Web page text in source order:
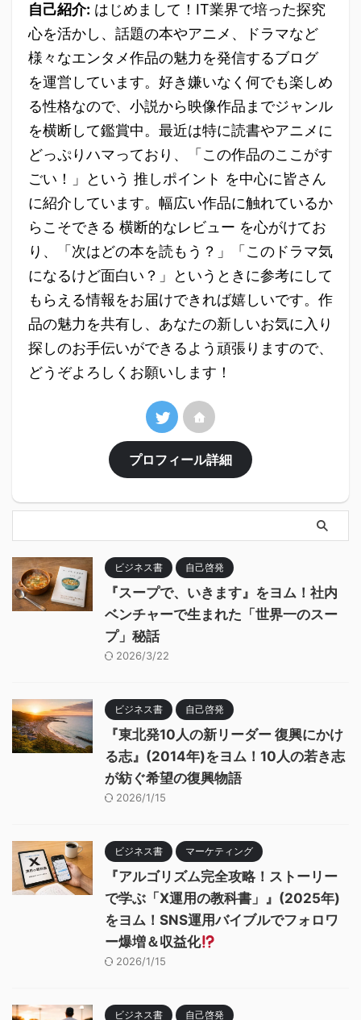
自己紹介: はじめまして！IT業界で培った探究
心を活かし、話題の本やアニメ、ドラマなど
様々なエンタメ作品の魅力を発信するブログ
を運営しています。好き嫌いなく何でも楽しめ
る性格なので、小説から映像作品までジャンル
を横断して鑑賞中。最近は特に読書やアニメに
どっぷりハマっており、「この作品のここがす
ごい！」という 推しポイント を中心に皆さん
に紹介しています。幅広い作品に触れているか
らこそできる 横断的なレビュー を心がけてお
り、「次はどの本を読もう？」「このドラマ気
になるけど面白い？」というときに参考にして
もらえる情報をお届けできれば嬉しいです。作
品の魅力を共有し、あなたの新しいお気に入り
探しのお手伝いができるよう頑張りますので、
どうぞよろしくお願いします！
プロフィール詳細
ビジネス書 自己啓発
『スープで、いきます』をヨム！社内
ベンチャーで生まれた「世界一のスー
プ」秘話
2026/3/22
ビジネス書 自己啓発
『東北発10人の新リーダー 復興にかけ
る志』(2014年)をヨム！10人の若き志
が紡ぐ希望の復興物語
2026/1/15
ビジネス書 マーケティング
『アルゴリズム完全攻略！ストーリー
で学ぶ「X運用の教科書」』(2025年)
をヨム！SNS運用バイブルでフォロワ
ー爆増＆収益化
2026/1/15
ビジネス書 自己啓発